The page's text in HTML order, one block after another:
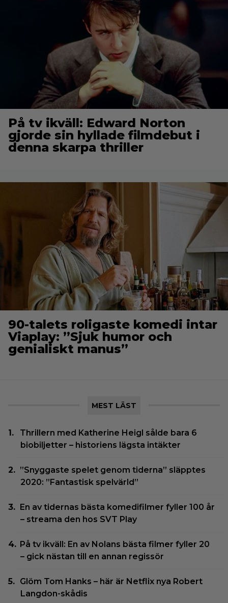
På tv ikväll: Edward Norton
gjorde sin hyllade filmdebut i
denna skarpa thriller
90-talets roligaste komedi intar
Viaplay: ”Sjuk humor och
genialiskt manus”
MEST LÄST
Thrillern med Katherine Heigl sålde bara 6
biobiljetter – historiens lägsta intäkter
”Snyggaste spelet genom tiderna” släpptes
2020: ”Fantastisk spelvärld”
En av tidernas bästa komedifilmer fyller 100 år
– streama den hos SVT Play
På tv ikväll: En av Nolans bästa filmer fyller 20
– gick nästan till en annan regissör
Glöm Tom Hanks – här är Netflix nya Robert
Langdon-skådis